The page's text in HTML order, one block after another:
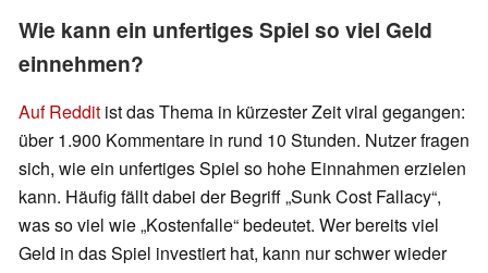
Wie kann ein unfertiges Spiel so viel Geld
einnehmen?
Auf Reddit ist das Thema in kürzester Zeit viral gegangen:
über 1.900 Kommentare in rund 10 Stunden. Nutzer fragen
sich, wie ein unfertiges Spiel so hohe Einnahmen erzielen
kann. Häufig fällt dabei der Begriff „Sunk Cost Fallacy“,
was so viel wie „Kostenfalle“ bedeutet. Wer bereits viel
Geld in das Spiel investiert hat, kann nur schwer wieder